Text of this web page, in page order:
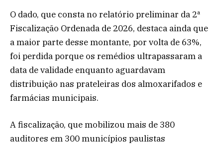
O dado, que consta no relatório preliminar da 2ª
Fiscalização Ordenada de 2026, destaca ainda que
a maior parte desse montante, por volta de 63%,
foi perdida porque os remédios ultrapassaram a
data de validade enquanto aguardavam
distribuição nas prateleiras dos almoxarifados e
farmácias municipais.
A fiscalização, que mobilizou mais de 380
auditores em 300 municípios paulistas